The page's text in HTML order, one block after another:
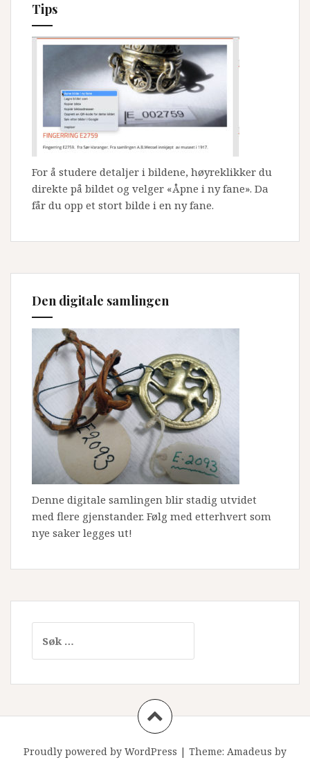
Tips
For å studere detaljer i bildene, høyreklikker du
direkte på bildet og velger «Åpne i ny fane». Da
får du opp et stort bilde i en ny fane.
Den digitale samlingen
Denne digitale samlingen blir stadig utvidet
med flere gjenstander. Følg med etterhvert som
nye saker legges ut!
etter:
Proudly powered by WordPress | Theme: Amadeus by